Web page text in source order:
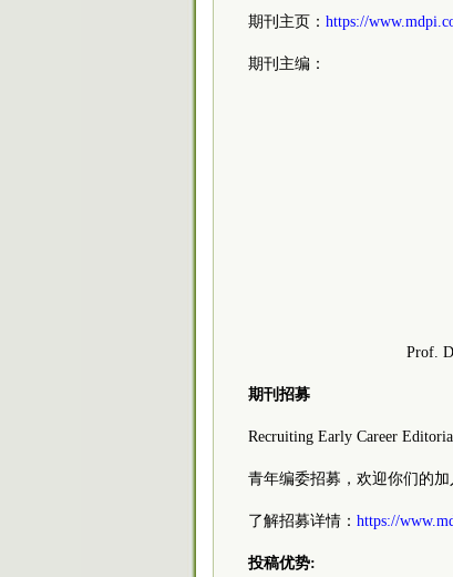
期刊主页： https://
期刊主编：
Prof.
期刊招募
Recruiting Early Career
青年编委招募，欢迎你们的加
了解招募详情： https://
投稿优势: